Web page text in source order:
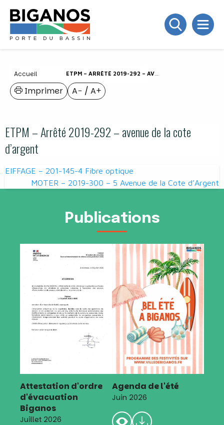
Accueil ETPM – ARRÊTÉ 2019-292 – AVENUE DE LA COTE D’ARGENT
A− / A+
Imprimer
ETPM – Arrêté 2019-292 – avenue de la cote
d’argent
Navigation
de
EIFFAGE – 201-145-4 Fibre optique
MOTER – 2019-300 – 5 Avenue de la Cote d’Argent
Publications
Attestation d'ordre
d'évacuation
Biganos
Juillet 2026
Agenda de l'été
Juin 2026